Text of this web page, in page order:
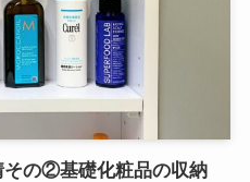
その②基礎化粧品の収納